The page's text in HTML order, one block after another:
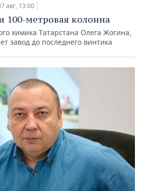
авг, 13:00
100-метровая колонна
химика Татарстана Олега Жогина,
завод до последнего винтика